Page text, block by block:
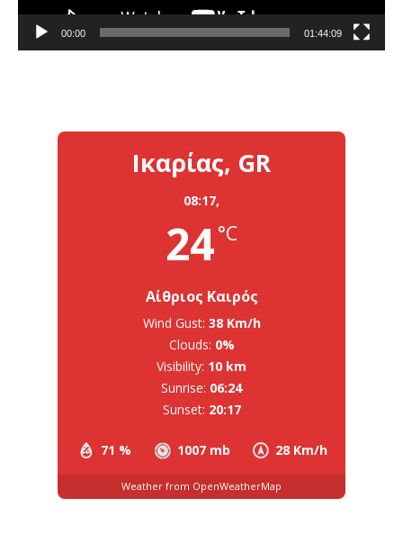
00:00 01:44:09
Ικαρίας, GR
08:17,
24°C
Αίθριος Καιρός
71 % 1007 mb 28 Km/h
Wind Gust: 38 Km/h
Clouds: 0%
Visibility: 10 km
Sunrise: 06:24
Sunset: 20:17
Weather from OpenWeatherMap